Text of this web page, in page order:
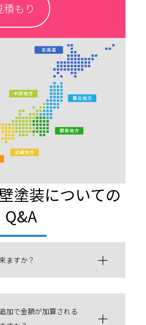
もり
塗装についての
Q&A
ますか？
加で金額が加算される